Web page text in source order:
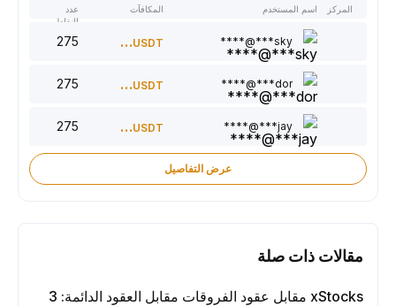
المركز اسم المستخدم المكافآت
النقاط
sky***@****
300USDT
dor***@****
220USDT
jay***@****
150USDT
عرض التفاصيل
مقالات ذات صلة
xStocks مقابل عقود الفروقات مقابل العقود الدائمة: 3